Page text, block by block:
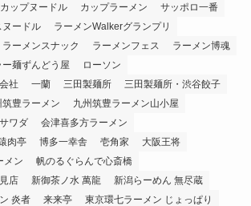
カップヌードル カップラーメン
サッポロ一番
ヌードル
ラーメンWalkerグランプリ
ラーメンスナック ラーメンフェス
ラーメン博魂
ー麺ずんどう屋
ローソン
社
一蘭 三田製麺所
三田製麺所・渋谷餃子
筑豊ラーメン
九州筑豊ラーメン山小屋
ワダ
会津喜多方ラーメン
肉亭
博多一幸舎 壱角家
大阪王将
メン
帆のるぐらんで心斎橋
店
新御茶ノ水 萬龍
新潟らーめん 無尽蔵
炎者
来来亭
東京環七ラーメン じょっぱり